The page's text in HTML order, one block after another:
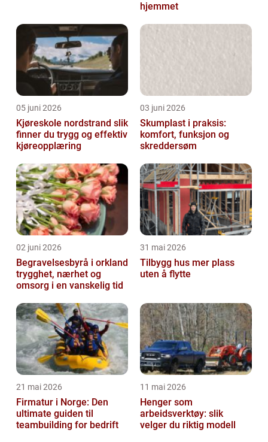
hjemmet
05 juni 2026
Kjøreskole nordstrand slik
finner du trygg og effektiv
kjøreopplæring
03 juni 2026
Skumplast i praksis:
komfort, funksjon og
skreddersøm
02 juni 2026
Begravelsesbyrå i orkland
trygghet, nærhet og
omsorg i en vanskelig tid
31 mai 2026
Tilbygg hus mer plass
uten å flytte
21 mai 2026
Firmatur i Norge: Den
ultimate guiden til
teambuilding for bedrift
11 mai 2026
Henger som
arbeidsverktøy: slik
velger du riktig modell